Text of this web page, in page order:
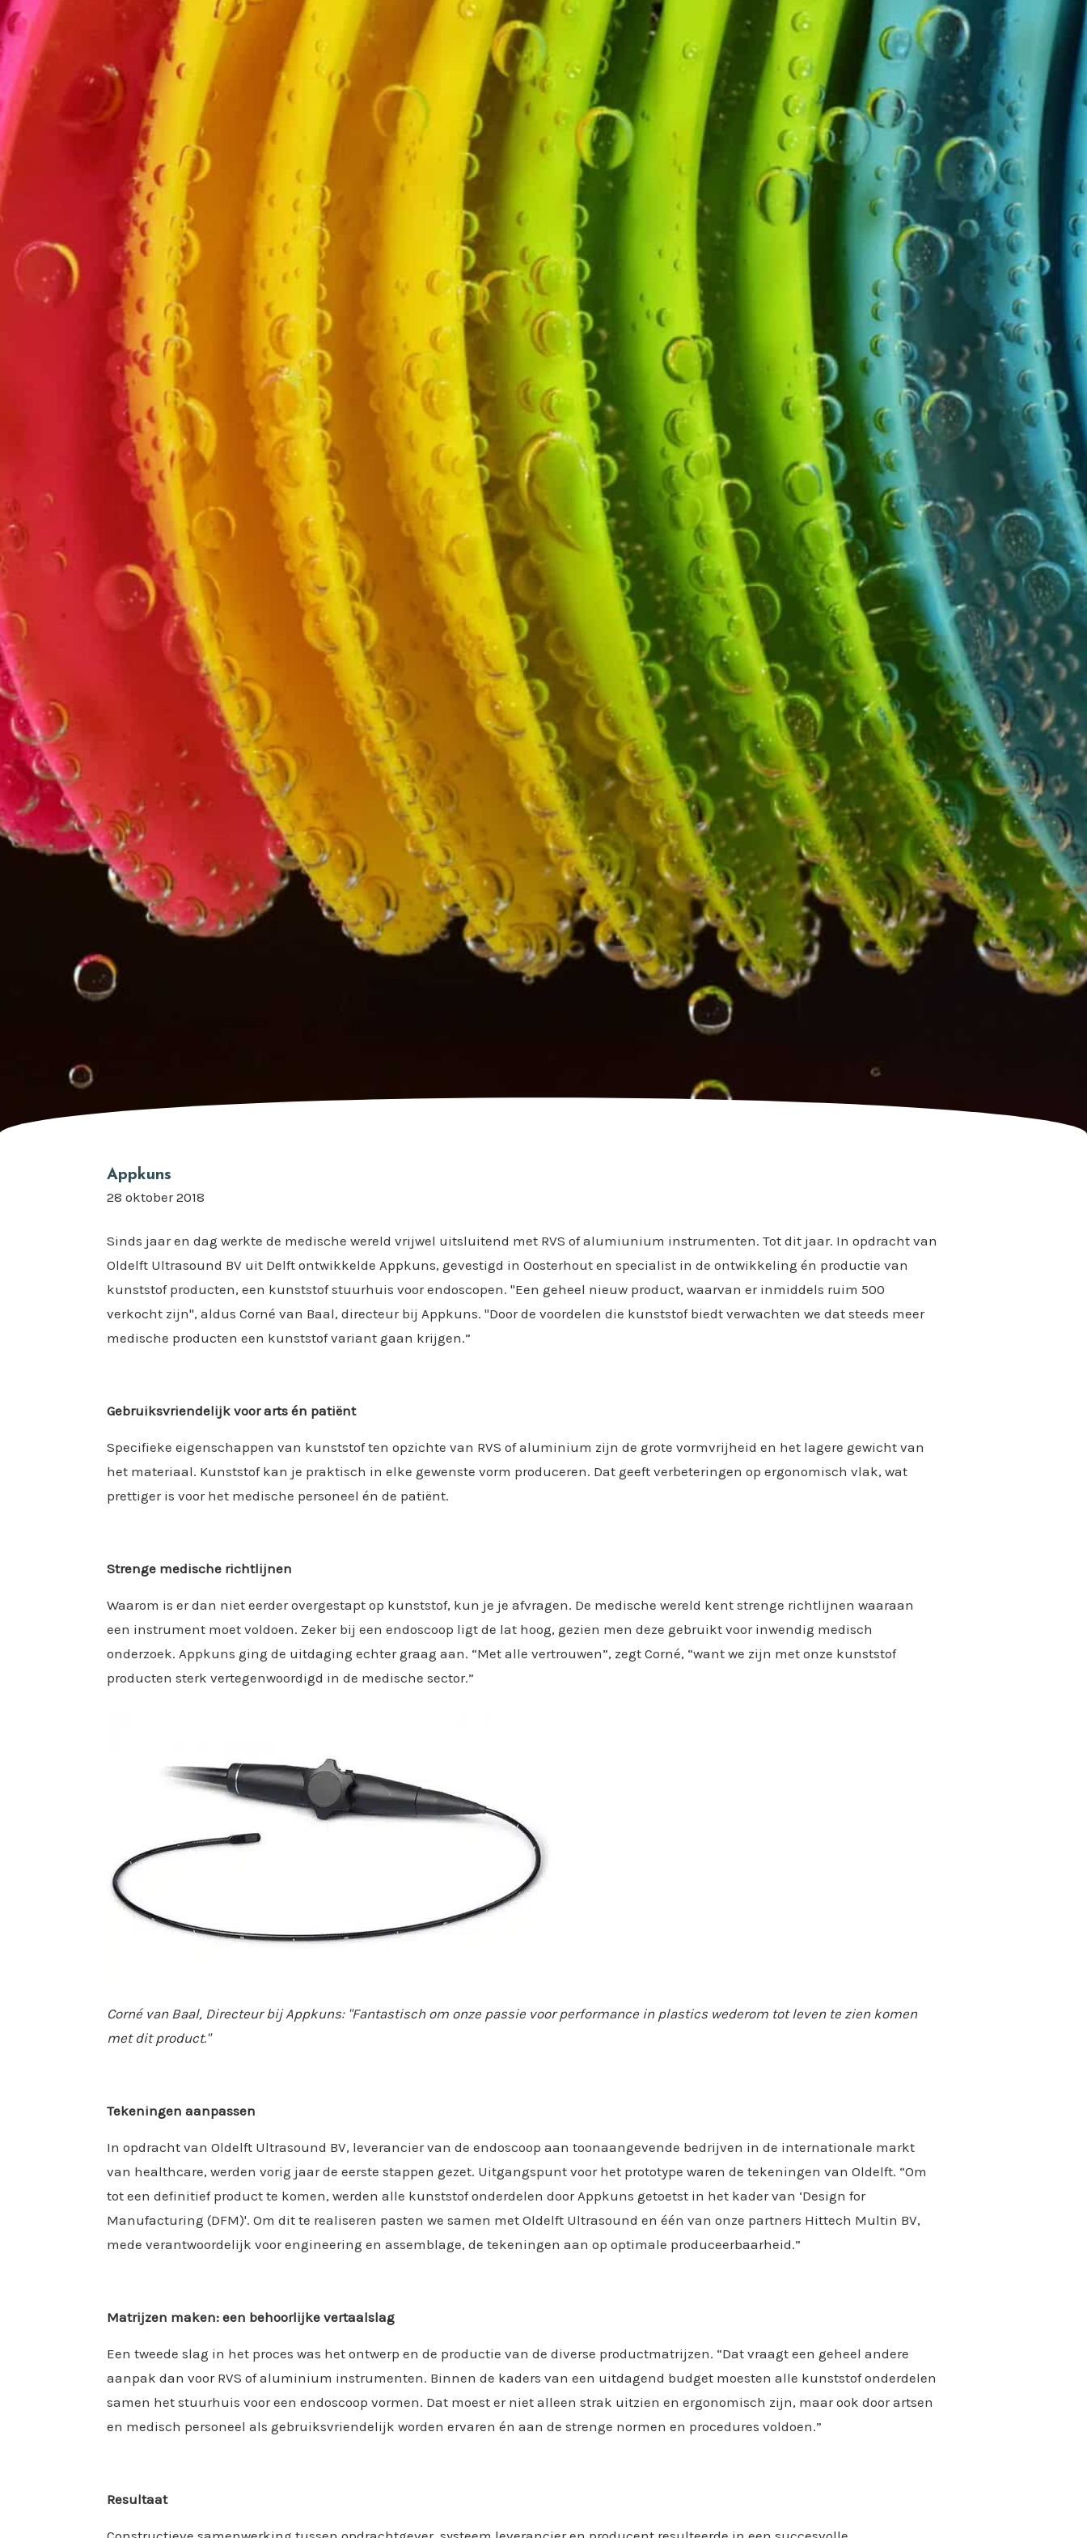
Appkuns
28 oktober 2018
Sinds jaar en dag werkte de medische wereld vrijwel uitsluitend met RVS of alumiunium instrumenten. Tot dit jaar. In opdracht van
Oldelft Ultrasound BV uit Delft ontwikkelde Appkuns, gevestigd in Oosterhout en specialist in de ontwikkeling én productie van
kunststof producten, een kunststof stuurhuis voor endoscopen. "Een geheel nieuw product, waarvan er inmiddels ruim 500
verkocht zijn", aldus Corné van Baal, directeur bij Appkuns. "Door de voordelen die kunststof biedt verwachten we dat steeds meer
medische producten een kunststof variant gaan krijgen.”
Gebruiksvriendelijk voor arts én patiënt
Specifieke eigenschappen van kunststof ten opzichte van RVS of aluminium zijn de grote vormvrijheid en het lagere gewicht van
het materiaal. Kunststof kan je praktisch in elke gewenste vorm produceren. Dat geeft verbeteringen op ergonomisch vlak, wat
prettiger is voor het medische personeel én de patiënt.
Strenge medische richtlijnen
Waarom is er dan niet eerder overgestapt op kunststof, kun je je afvragen. De medische wereld kent strenge richtlijnen waaraan
een instrument moet voldoen. Zeker bij een endoscoop ligt de lat hoog, gezien men deze gebruikt voor inwendig medisch
onderzoek. Appkuns ging de uitdaging echter graag aan. “Met alle vertrouwen”, zegt Corné, “want we zijn met onze kunststof
producten sterk vertegenwoordigd in de medische sector.”
Corné van Baal, Directeur bij Appkuns: "Fantastisch om onze passie voor performance in plastics wederom tot leven te zien komen
met dit product."
Tekeningen aanpassen
In opdracht van Oldelft Ultrasound BV, leverancier van de endoscoop aan toonaangevende bedrijven in de internationale markt
van healthcare, werden vorig jaar de eerste stappen gezet. Uitgangspunt voor het prototype waren de tekeningen van Oldelft. “Om
tot een definitief product te komen, werden alle kunststof onderdelen door Appkuns getoetst in het kader van ‘Design for
Manufacturing (DFM)'. Om dit te realiseren pasten we samen met Oldelft Ultrasound en één van onze partners Hittech Multin BV,
mede verantwoordelijk voor engineering en assemblage, de tekeningen aan op optimale produceerbaarheid.”
Matrijzen maken: een behoorlijke vertaalslag
Een tweede slag in het proces was het ontwerp en de productie van de diverse productmatrijzen. “Dat vraagt een geheel andere
aanpak dan voor RVS of aluminium instrumenten. Binnen de kaders van een uitdagend budget moesten alle kunststof onderdelen
samen het stuurhuis voor een endoscoop vormen. Dat moest er niet alleen strak uitzien en ergonomisch zijn, maar ook door artsen
en medisch personeel als gebruiksvriendelijk worden ervaren én aan de strenge normen en procedures voldoen.”
Resultaat